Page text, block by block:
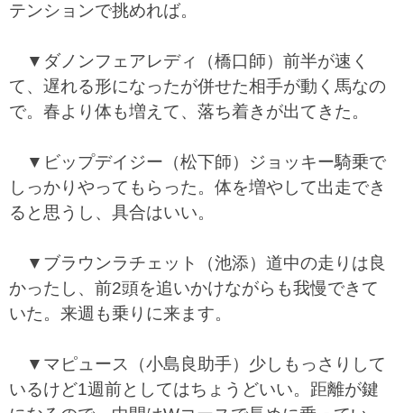
テンションで挑めれば。
▼ダノンフェアレディ（橋口師）前半が速く
て、遅れる形になったが併せた相手が動く馬なの
で。春より体も増えて、落ち着きが出てきた。
▼ビップデイジー（松下師）ジョッキー騎乗で
しっかりやってもらった。体を増やして出走でき
ると思うし、具合はいい。
▼ブラウンラチェット（池添）道中の走りは良
かったし、前2頭を追いかけながらも我慢できて
いた。来週も乗りに来ます。
▼マピュース（小島良助手）少しもっさりして
いるけど1週前としてはちょうどいい。距離が鍵